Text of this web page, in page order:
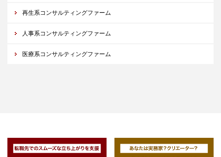
再生系コンサルティングファーム
人事系コンサルティングファーム
医療系コンサルティングファーム